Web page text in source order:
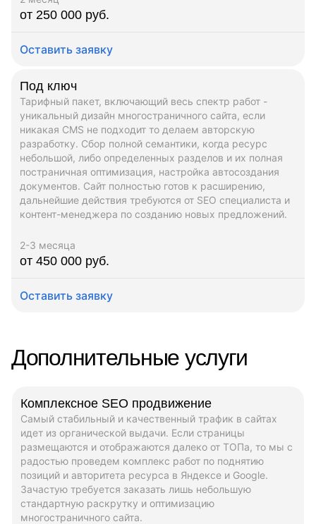
от 250 000 руб.
Оставить заявку
Под ключ
Тарифный пакет, включающий весь спектр работ -
уникальный дизайн многостраничного сайта, если
никакая CMS не подходит то делаем авторскую
разработку. Сбор полной семантики, когда ресурс
небольшой, либо определенных разделов и их полная
постраничная оптимизация, настройка автосоздания
документов. Сайт полностью готов к расширению,
дальнейшие действия требуются от SEO специалиста и
контент-менеджера по созданию новых предложений.
2-3 месяца
от 450 000 руб.
Оставить заявку
Дополнительные услуги
Комплексное SEO продвижение
Самый стабильный и качественный трафик в сайтах
идет из органической выдачи. Если страницы
размещаются и отображаются далеко от ТОПа, то мы с
радостью проведем комплекс работ по поднятию
позиций и авторитета ресурса в Яндексе и Google.
Зачастую требуется заказать лишь небольшую
стандартную раскрутку и оптимизацию
многостраничного сайта.